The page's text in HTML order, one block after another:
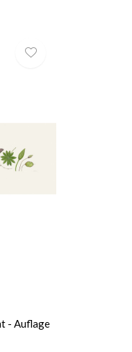
- Auflage